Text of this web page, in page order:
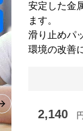
Next slide
安定した金
ます。
滑り止めパ
環境の改善
2,140 円